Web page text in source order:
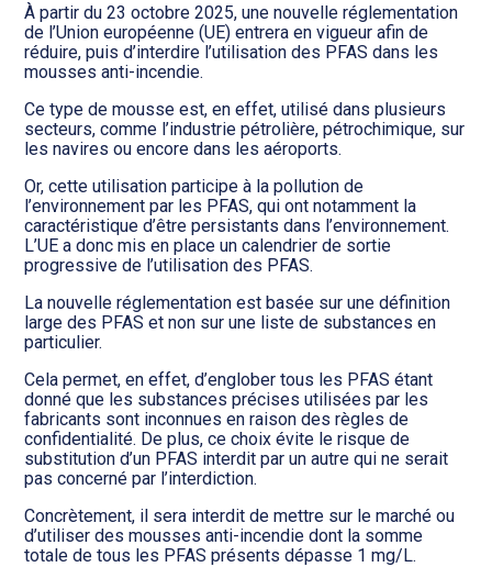
À partir du 23 octobre 2025, une nouvelle réglementation
de l’Union européenne (UE) entrera en vigueur afin de
réduire, puis d’interdire l’utilisation des PFAS dans les
mousses anti-incendie.
Ce type de mousse est, en effet, utilisé dans plusieurs
secteurs, comme l’industrie pétrolière, pétrochimique, sur
les navires ou encore dans les aéroports.
Or, cette utilisation participe à la pollution de
l’environnement par les PFAS, qui ont notamment la
caractéristique d’être persistants dans l’environnement.
L’UE a donc mis en place un calendrier de sortie
progressive de l’utilisation des PFAS.
La nouvelle réglementation est basée sur une définition
large des PFAS et non sur une liste de substances en
particulier.
Cela permet, en effet, d’englober tous les PFAS étant
donné que les substances précises utilisées par les
fabricants sont inconnues en raison des règles de
confidentialité. De plus, ce choix évite le risque de
substitution d’un PFAS interdit par un autre qui ne serait
pas concerné par l’interdiction.
Concrètement, il sera interdit de mettre sur le marché ou
d’utiliser des mousses anti-incendie dont la somme
totale de tous les PFAS présents dépasse 1 mg/L.